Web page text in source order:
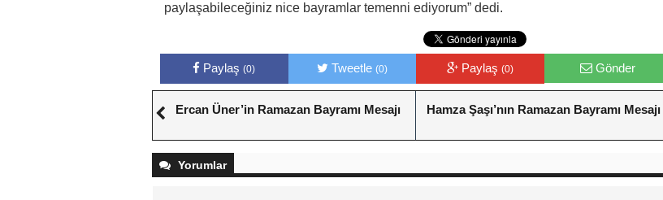
paylaşabileceğiniz nice bayramlar temenni ediyorum” dedi.
Paylaş(0) Tweetle (0) Paylaş (0) Gönder
Ercan Üner’in Ramazan Bayramı Mesajı Hamza Şaşı’nın Ramazan Bayramı Mesajı
Yorumlar